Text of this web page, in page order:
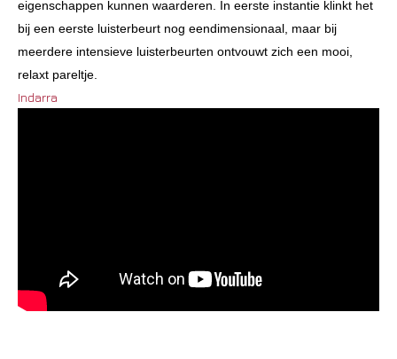
eigenschappen kunnen waarderen. In eerste instantie klinkt het
bij een eerste luisterbeurt nog eendimensionaal, maar bij
meerdere intensieve luisterbeurten ontvouwt zich een mooi,
relaxt pareltje.
Indarra